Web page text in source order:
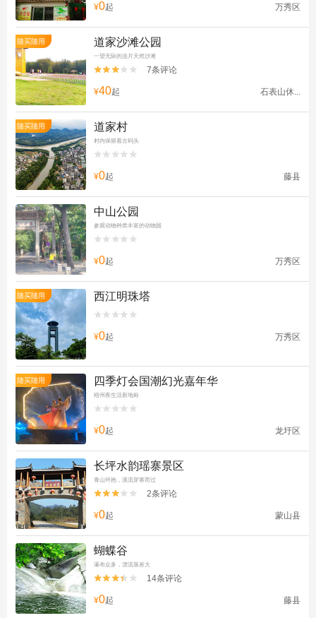
¥0起 万秀区
随买随用 道家沙滩公园
一望无际的连片天然沙滩

 7条评论
¥40起 石表山休...
随买随用 道家村
村内保留着古码头


¥0起 藤县
中山公园
参观动物种类丰富的动物园


¥0起 万秀区
随买随用 西江明珠塔


¥0起 万秀区
随买随用 四季灯会国潮幻光嘉年华
梧州夜生活新地标


¥0起 龙圩区
长坪水韵瑶寨景区
青山环抱，溪流穿寨而过

 2条评论
¥0起 蒙山县
蝴蝶谷
瀑布众多，漂流落差大

 14条评论
¥0起 藤县